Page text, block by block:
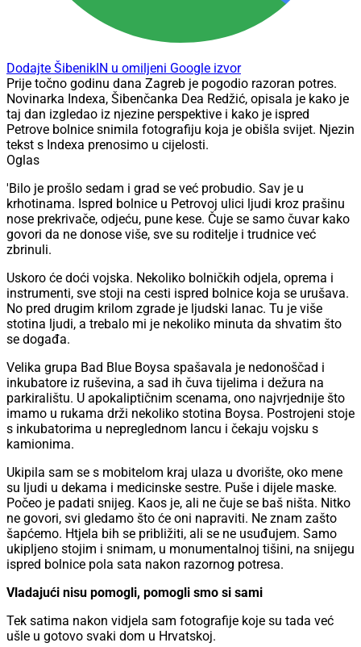
Dodajte ŠibenikIN u omiljeni Google izvor
Prije točno godinu dana Zagreb je pogodio razoran potres.
Novinarka Indexa, Šibenčanka Dea Redžić, opisala je kako je
taj dan izgledao iz njezine perspektive i kako je ispred
Petrove bolnice snimila fotografiju koja je obišla svijet. Njezin
tekst s Indexa prenosimo u cijelosti.
Oglas
'Bilo je prošlo sedam i grad se već probudio. Sav je u
krhotinama. Ispred bolnice u Petrovoj ulici ljudi kroz prašinu
nose prekrivače, odjeću, pune kese. Čuje se samo čuvar kako
govori da ne donose više, sve su roditelje i trudnice već
zbrinuli.
Uskoro će doći vojska. Nekoliko bolničkih odjela, oprema i
instrumenti, sve stoji na cesti ispred bolnice koja se urušava.
No pred drugim krilom zgrade je ljudski lanac. Tu je više
stotina ljudi, a trebalo mi je nekoliko minuta da shvatim što
se događa.
Velika grupa Bad Blue Boysa spašavala je nedonoščad i
inkubatore iz ruševina, a sad ih čuva tijelima i dežura na
parkiralištu. U apokaliptičnim scenama, ono najvrjednije što
imamo u rukama drži nekoliko stotina Boysa. Postrojeni stoje
s inkubatorima u nepreglednom lancu i čekaju vojsku s
kamionima.
Ukipila sam se s mobitelom kraj ulaza u dvorište, oko mene
su ljudi u dekama i medicinske sestre. Puše i dijele maske.
Počeo je padati snijeg. Kaos je, ali ne čuje se baš ništa. Nitko
ne govori, svi gledamo što će oni napraviti. Ne znam zašto
šapćemo. Htjela bih se približiti, ali se ne usuđujem. Samo
ukipljeno stojim i snimam, u monumentalnoj tišini, na snijegu
ispred bolnice pola sata nakon razornog potresa.
Vladajući nisu pomogli, pomogli smo si sami
Tek satima nakon vidjela sam fotografije koje su tada već
ušle u gotovo svaki dom u Hrvatskoj.